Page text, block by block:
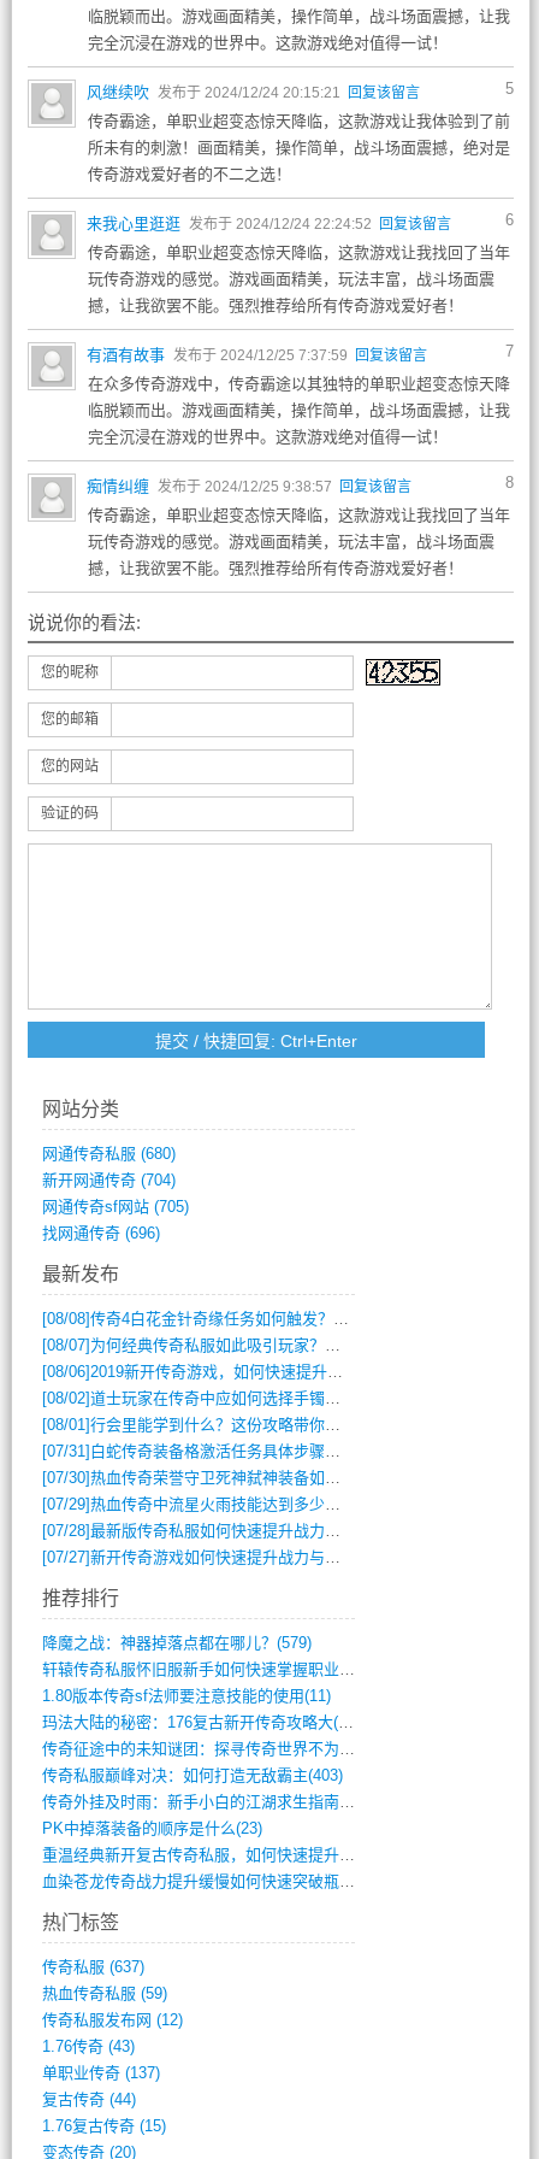
临脱颖而出。游戏画面精美，操作简单，战斗场面震撼，让我
完全沉浸在游戏的世界中。这款游戏绝对值得一试！
5
风继续吹 发布于 2024/12/24 20:15:21 回复该留言
传奇霸途，单职业超变态惊天降临，这款游戏让我体验到了前
所未有的刺激！画面精美，操作简单，战斗场面震撼，绝对是
传奇游戏爱好者的不二之选！
6
来我心里逛逛 发布于 2024/12/24 22:24:52 回复该留言
传奇霸途，单职业超变态惊天降临，这款游戏让我找回了当年
玩传奇游戏的感觉。游戏画面精美，玩法丰富，战斗场面震
撼，让我欲罢不能。强烈推荐给所有传奇游戏爱好者！
7
有酒有故事 发布于 2024/12/25 7:37:59 回复该留言
在众多传奇游戏中，传奇霸途以其独特的单职业超变态惊天降
临脱颖而出。游戏画面精美，操作简单，战斗场面震撼，让我
完全沉浸在游戏的世界中。这款游戏绝对值得一试！
8
痴情纠缠 发布于 2024/12/25 9:38:57 回复该留言
传奇霸途，单职业超变态惊天降临，这款游戏让我找回了当年
玩传奇游戏的感觉。游戏画面精美，玩法丰富，战斗场面震
撼，让我欲罢不能。强烈推荐给所有传奇游戏爱好者！
说说你的看法:
您的昵称
您的邮箱
您的网站
验证的码
网站分类
网通传奇私服 (680)
新开网通传奇(704)
网通传奇sf网站(705)
找网通传奇(696)
最新发布
[08/08]传奇4白花金针奇缘任务如何触发？完整攻略解析
[08/07] 为何经典传奇私服如此吸引玩家？深度攻略解析
[08/06]2019新开传奇游戏，如何快速提升角色等级？
[08/02]道士玩家在传奇中应如何选择手镯装备？
[08/01]行会里能学到什么？这份攻略带你全掌握
[07/31] 白蛇传奇装备格激活任务具体步骤是什么？如何完成？
[07/30]热血传奇荣誉守卫死神弑神装备如何获取与佩戴攻略？
[07/29]热血传奇中流星火雨技能达到多少级可以开始练装备？
[07/28]最新版传奇私服如何快速提升战力与获取稀有装备？
[07/27]新开传奇游戏如何快速提升战力与获取稀有装备？
推荐排行
降魔之战：神器掉落点都在哪儿？(579)
轩辕传奇私服怀旧服新手如何快速掌握职业选(993)
1.80版本传奇sf法师要注意技能的使用(11)
玛法大陆的秘密：176复古新开传奇攻略大(486)
传奇征途中的未知谜团：探寻传奇世界不为人(595)
传奇私服巅峰对决：如何打造无敌霸主(403)
传奇外挂及时雨：新手小白的江湖求生指南(802)
PK中掉落装备的顺序是什么(23)
重温经典新开复古传奇私服，如何快速提升等(392)
血染苍龙传奇战力提升缓慢如何快速突破瓶颈(654)
热门标签
传奇私服 (637)
热血传奇私服 (59)
传奇私服发布网 (12)
1.76传奇(43)
单职业传奇(137)
复古传奇(44)
1.76复古传奇(15)
变态传奇(20)